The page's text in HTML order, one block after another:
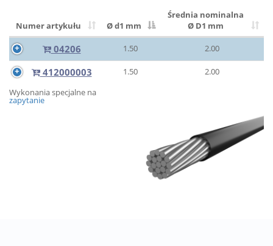
Numer artykułu Ø d1 mm
Średnia nominalna
Ø D1 mm
04206 1.50 2.00
412000003 1.50
2.00
Wykonania specjalne na
zapytanie